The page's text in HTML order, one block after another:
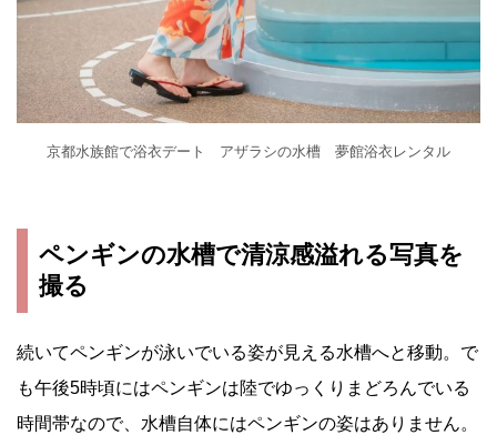
京都水族館で浴衣デート アザラシの水槽 夢館浴衣レンタル
ペンギンの水槽で清涼感溢れる写真を
撮る
続いてペンギンが泳いでいる姿が見える水槽へと移動。で
も午後5時頃にはペンギンは陸でゆっくりまどろんでいる
時間帯なので、水槽自体にはペンギンの姿はありません。